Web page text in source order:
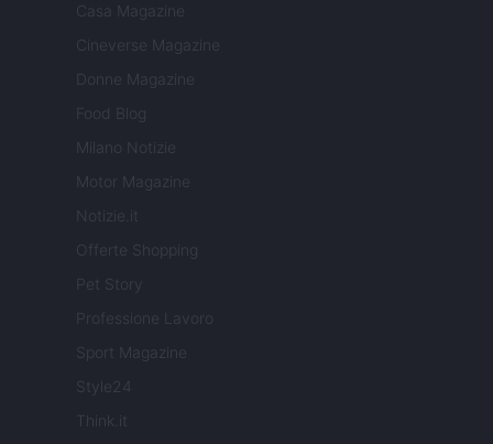
Casa Magazine
Cineverse Magazine
Donne Magazine
Food Blog
Milano Notizie
Motor Magazine
Notizie.it
Offerte Shopping
Pet Story
Professione Lavoro
Sport Magazine
Style24
Think.it